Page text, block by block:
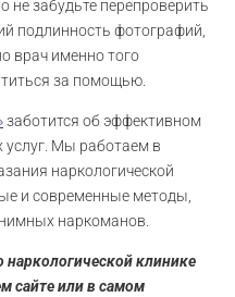
не забудьте перепроверить
подлинность фотографий,
врач именно того
за помощью.
заботится об эффективном
услуг. Мы работаем в
наркологической
и современные методы,
наркоманов.
клинике
сайте или в самом